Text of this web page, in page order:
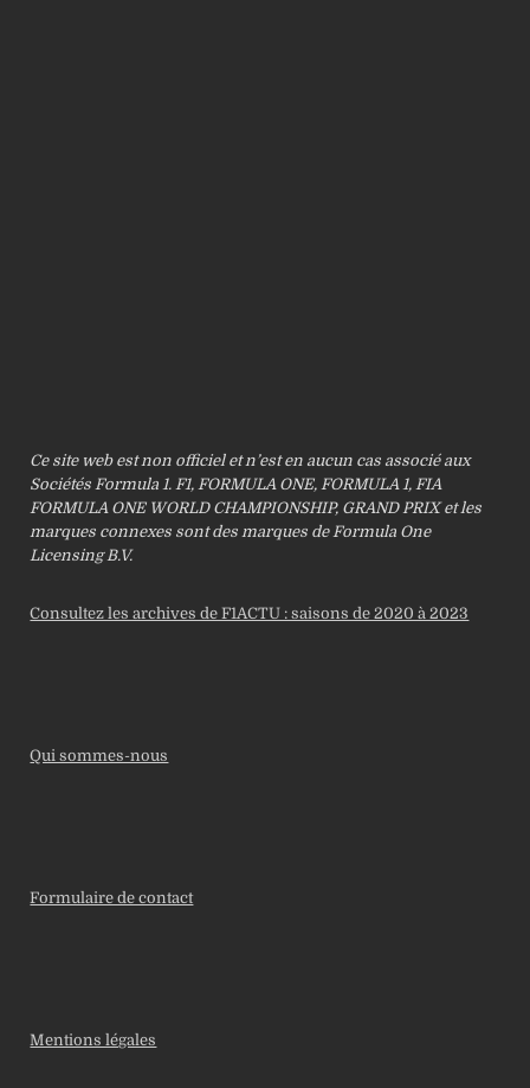
Ce site web est non officiel et n’est en aucun cas associé aux
Sociétés Formula 1. F1, FORMULA ONE, FORMULA 1, FIA
FORMULA ONE WORLD CHAMPIONSHIP, GRAND PRIX et les
marques connexes sont des marques de Formula One
Licensing B.V.
Consultez les archives de F1ACTU : saisons de 2020 à 2023
Qui sommes-nous
Formulaire de contact
Mentions légales